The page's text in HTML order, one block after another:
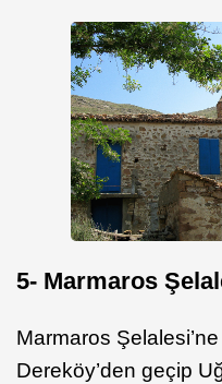
5- Marmaros
Marmaros
Dereköy’den geçip